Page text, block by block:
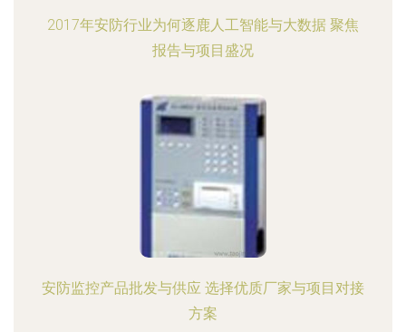
2017年安防行业为何逐鹿人工智能与大数据 聚焦
报告与项目盛况
安防监控产品批发与供应 选择优质厂家与项目对接
方案